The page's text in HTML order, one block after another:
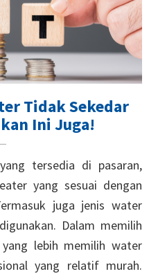
Tidak Sekedar
Ini Juga!
tersedia di pasaran,
yang sesuai dengan
juga jenis water
Dalam memilih
lebih memilih water
yang relatif murah.